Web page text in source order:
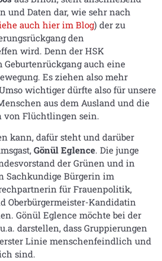
und Daten dar, wie sehr nach
auch hier im Blog) der zu
den
wird. Denn der HSK
auch eine
Es ziehen also mehr
wichtiger dürfte also für unsere
aus dem Ausland und die
von Flüchtlingen sein.
kann, dafür steht und darüber
Gönül Eglence. Die junge
der Grünen und in
Sachkundige Bürgerin im
für Frauenpolitik,
Oberbürgermeister-Kandidatin
Gönül Eglence möchte bei der
darstellen, dass Gruppierungen
Linie menschenfeindlich und
sind.